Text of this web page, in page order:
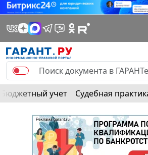
Бюджетный учет Судебная